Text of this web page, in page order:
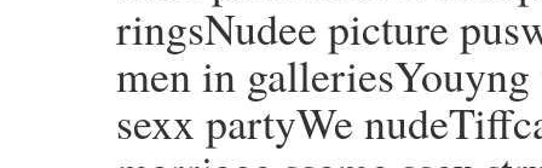
ringsNudee picture
men in
sexx partyWe